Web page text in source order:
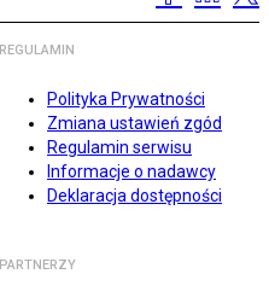
REGULAMIN
Polityka Prywatności
Zmiana ustawień zgód
Regulamin serwisu
Informacje o nadawcy
Deklaracja dostępności
PARTNERZY